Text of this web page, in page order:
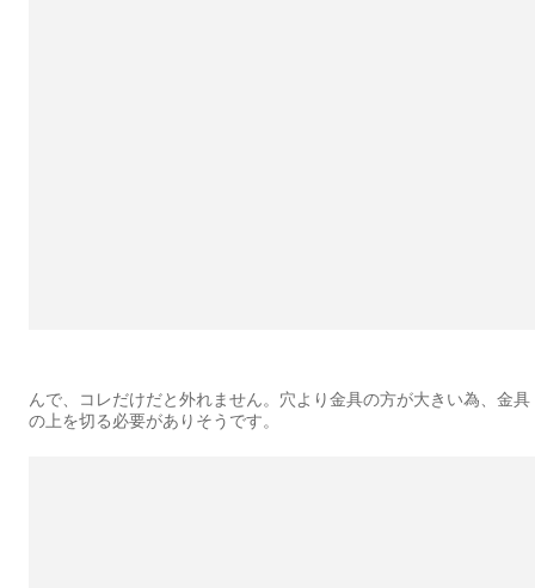
んで、コレだけだと外れません。穴より金具の方が大きい為、金具
の上を切る必要がありそうです。